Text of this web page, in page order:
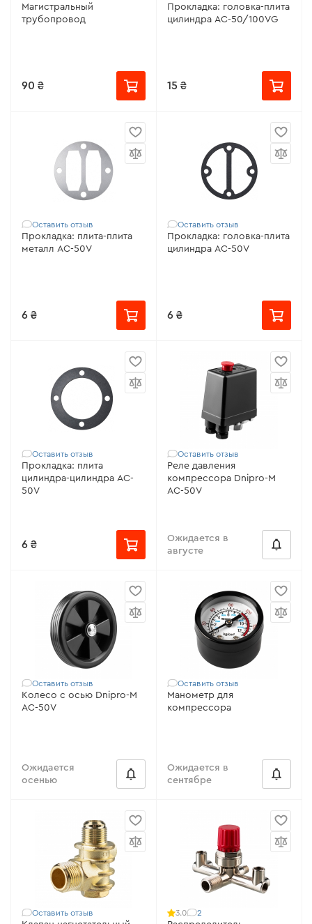
Магистральный
трубопровод
90 ₴
Прокладка: головка-плита
цилиндра AC-50/100VG
15 ₴
Оставить отзыв
Прокладка: плита-плита
металл AC-50V
6 ₴
Оставить отзыв
Прокладка: головка-плита
цилиндра AC-50V
6 ₴
Оставить отзыв
Прокладка: плита
цилиндра-цилиндра AC-
50V
6 ₴
Оставить отзыв
Реле давления
компрессора Dnipro-M
AC-50V
Ожидается в
августе
Оставить отзыв
Колесо с осью Dnipro-M
AC-50V
Ожидается
осенью
Оставить отзыв
Манометр для
компрессора
Ожидается в
сентябре
Оставить отзыв 3.0 2